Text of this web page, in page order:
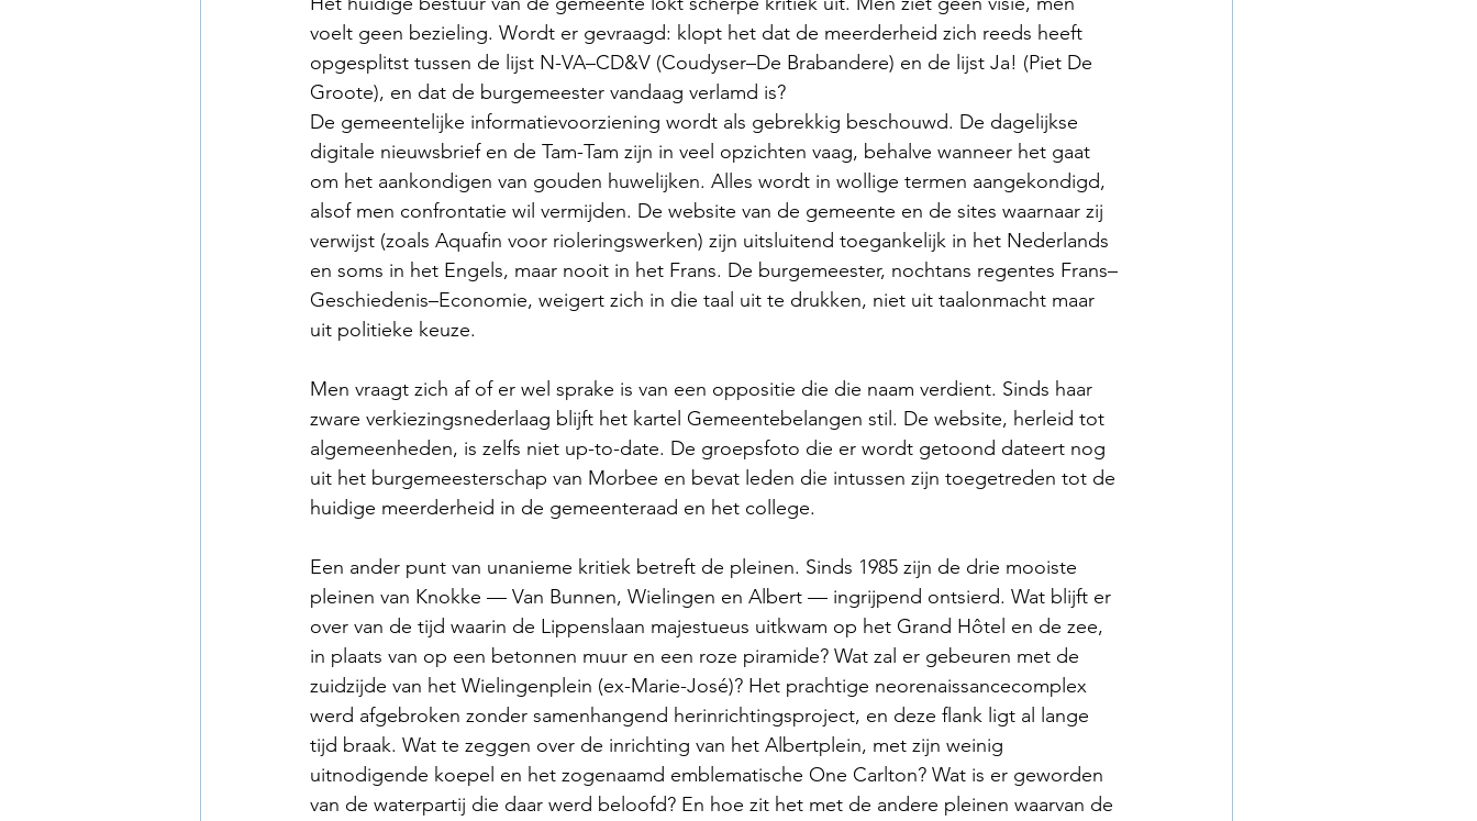
voelt geen bezieling. Wordt er gevraagd: klopt het dat de meerderheid zich reeds heeft
opgesplitst tussen de lijst N-VA–CD&V (Coudyser–De Brabandere) en de lijst Ja! (Piet De
Groote), en dat de burgemeester vandaag verlamd is?
De gemeentelijke informatievoorziening wordt als gebrekkig beschouwd. De dagelijkse
digitale nieuwsbrief en de Tam-Tam zijn in veel opzichten vaag, behalve wanneer het gaat
om het aankondigen van gouden huwelijken. Alles wordt in wollige termen aangekondigd,
alsof men confrontatie wil vermijden. De website van de gemeente en de sites waarnaar zij
verwijst (zoals Aquafin voor rioleringswerken) zijn uitsluitend toegankelijk in het Nederlands
en soms in het Engels, maar nooit in het Frans. De burgemeester, nochtans regentes Frans–
Geschiedenis–Economie, weigert zich in die taal uit te drukken, niet uit taalonmacht maar
uit politieke keuze.
Men vraagt zich af of er wel sprake is van een oppositie die die naam verdient. Sinds haar
zware verkiezingsnederlaag blijft het kartel Gemeentebelangen stil. De website, herleid tot
algemeenheden, is zelfs niet up-to-date. De groepsfoto die er wordt getoond dateert nog
uit het burgemeesterschap van Morbee en bevat leden die intussen zijn toegetreden tot de
huidige meerderheid in de gemeenteraad en het college.
Een ander punt van unanieme kritiek betreft de pleinen. Sinds 1985 zijn de drie mooiste
pleinen van Knokke — Van Bunnen, Wielingen en Albert — ingrijpend ontsierd. Wat blijft er
over van de tijd waarin de Lippenslaan majestueus uitkwam op het Grand Hôtel en de zee,
in plaats van op een betonnen muur en een roze piramide? Wat zal er gebeuren met de
zuidzijde van het Wielingenplein (ex-Marie-José)? Het prachtige neorenaissancecomplex
werd afgebroken zonder samenhangend herinrichtingsproject, en deze flank ligt al lange
tijd braak. Wat te zeggen over de inrichting van het Albertplein, met zijn weinig
uitnodigende koepel en het zogenaamd emblematische One Carlton? Wat is er geworden
van de waterpartij die daar werd beloofd? En hoe zit het met de andere pleinen waarvan de